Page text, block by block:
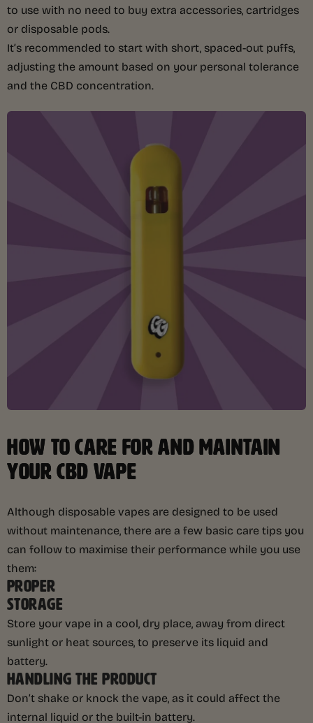
to use with no need to buy extra accessories, cartridges
or disposable pods.
It’s recommended to start with short, spaced-out puffs,
adjusting the amount based on your personal tolerance
and the CBD concentration.
HOW TO CARE FOR AND MAINTAIN
YOUR CBD VAPE
Although disposable vapes are designed to be used
without maintenance, there are a few basic care tips you
can follow to maximise their performance while you use
them:
PROPER
STORAGE
Store your vape in a cool, dry place, away from direct
sunlight or heat sources, to preserve its liquid and
battery.
HANDLING THE PRODUCT
Don’t shake or knock the vape, as it could affect the
internal liquid or the built-in battery.